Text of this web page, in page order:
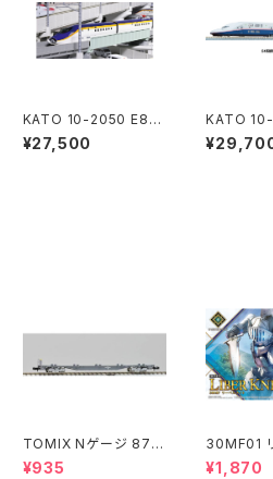
KATO 10-2050 E8系
山形新幹線"つばさ" 7
両セット【特別企画品】
¥27,500
KATO
新幹線「
セット Nゲ
TOMIX Nゲージ 871
8 コキ107 (増備型・コ
¥935
30MF01
ト プラモ
¥1,870